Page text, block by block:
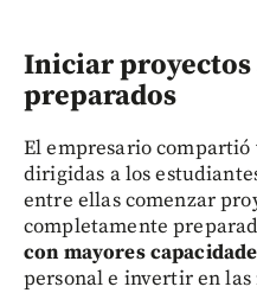
Iniciar proyectos
preparados
El empresario
dirigidas a los
entre ellas comenzar
completamente
con mayores
personal e invertir en